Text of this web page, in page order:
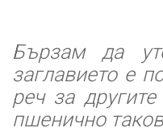
Бързам да
заглавието е
реч за
пшенично